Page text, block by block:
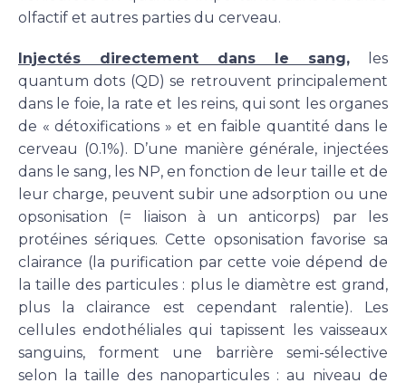
olfactif et autres parties du cerveau.
Injectés directement dans le sang, les
quantum dots (QD) se retrouvent principalement
dans le foie, la rate et les reins, qui sont les organes
de « détoxifications » et en faible quantité dans le
cerveau (0.1%). D’une manière générale, injectées
dans le sang, les NP, en fonction de leur taille et de
leur charge, peuvent subir une adsorption ou une
opsonisation (= liaison à un anticorps) par les
protéines sériques. Cette opsonisation favorise sa
clairance (la purification par cette voie dépend de
la taille des particules : plus le diamètre est grand,
plus la clairance est cependant ralentie). Les
cellules endothéliales qui tapissent les vaisseaux
sanguins, forment une barrière semi-sélective
selon la taille des nanoparticules : au niveau de